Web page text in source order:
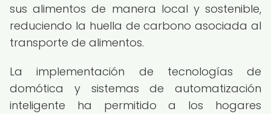
sus alimentos de manera local y sostenible,
reduciendo la huella de carbono asociada al
transporte de alimentos.
La implementación de tecnologías de
domótica y sistemas de automatización
inteligente ha permitido a los hogares